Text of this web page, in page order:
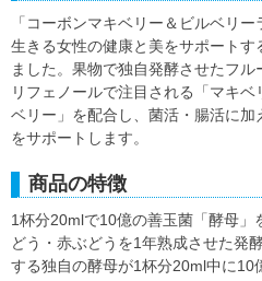
「コーボンマキベリー＆ビルベリ
生きる女性の健康と美をサポート
ました。果物で独自発酵させたフ
リフェノールで注目される「マキ
ベリー」を配合し、菌活・腸活に
をサポートします。
商品の特徴
1杯分20mlで10億の善玉菌「酵母」
どう・赤ぶどうを1年熟成させた発
する独自の酵母が1杯分20ml中に10